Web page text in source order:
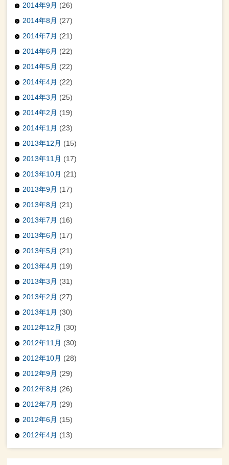
2014年9月 (26)
2014年8月 (27)
2014年7月 (21)
2014年6月 (22)
2014年5月 (22)
2014年4月 (22)
2014年3月 (25)
2014年2月 (19)
2014年1月 (23)
2013年12月 (15)
2013年11月 (17)
2013年10月 (21)
2013年9月 (17)
2013年8月 (21)
2013年7月 (16)
2013年6月 (17)
2013年5月 (21)
2013年4月 (19)
2013年3月 (31)
2013年2月 (27)
2013年1月 (30)
2012年12月 (30)
2012年11月 (30)
2012年10月 (28)
2012年9月 (29)
2012年8月 (26)
2012年7月 (29)
2012年6月 (15)
2012年4月 (13)